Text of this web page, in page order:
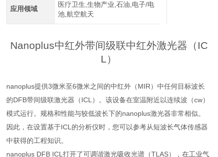
应用领域
医疗卫生,生物产业,石油,电子/电
池,航空航天
Nanoplus中红外带间级联中红外激光器（IC
L）
nanoplus提供3微米至6微米之间的中红外（MIR）中任何目标波长
的DFB带间级联激光器（ICL）。该设备在室温附近以连续波（cw）
模式运行。规格和性能与较低波长下的nanoplus激光器非常相似。
因此，在设置基于ICL的分析仪时，您可以参考从短波长气体传感器
中获得的工程知识。
nanoplus DFB ICL打开了可调谐激光吸收光谱（TLAS），在工业气